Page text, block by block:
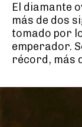
El diamante
más de dos
tomado por
emperador.
récord, más